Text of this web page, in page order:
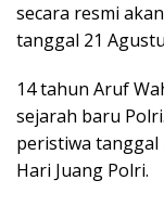
secara resmi akan
tanggal 21
14 tahun Aruf
sejarah baru
peristiwa tanggal
Hari Juang Polri.